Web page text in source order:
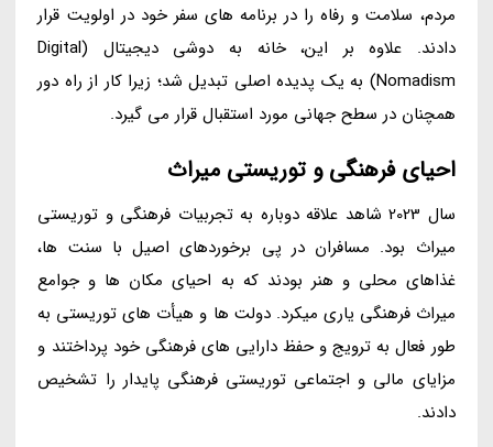
مردم، سلامت و رفاه را در برنامه های سفر خود در اولویت قرار
دادند. علاوه بر این، خانه به دوشی دیجیتال (Digital
Nomadism) به یک پدیده اصلی تبدیل شد؛ زیرا کار از راه دور
همچنان در سطح جهانی مورد استقبال قرار می گیرد.
احیای فرهنگی و توریستی میراث
سال 2023 شاهد علاقه دوباره به تجربیات فرهنگی و توریستی
میراث بود. مسافران در پی برخوردهای اصیل با سنت ها،
غذاهای محلی و هنر بودند که به احیای مکان ها و جوامع
میراث فرهنگی یاری میکرد. دولت ها و هیأت های توریستی به
طور فعال به ترویج و حفظ دارایی های فرهنگی خود پرداختند و
مزایای مالی و اجتماعی توریستی فرهنگی پایدار را تشخیص
دادند.